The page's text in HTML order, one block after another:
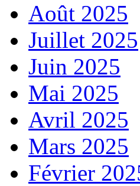
Août 2025
Juillet 2025
Juin 2025
Mai 2025
Avril 2025
Mars 2025
Février